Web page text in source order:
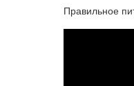
Правильное